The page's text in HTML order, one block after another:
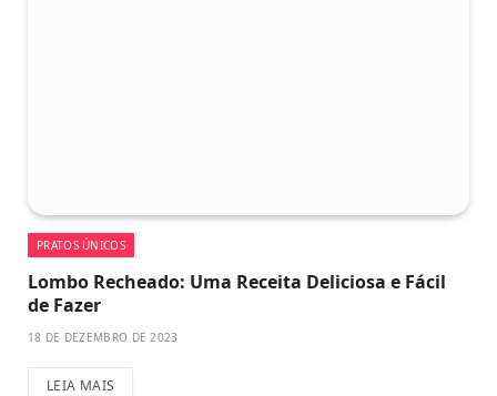
PRATOS ÚNICOS
Lombo Recheado: Uma Receita Deliciosa e Fácil
de Fazer
18 DE DEZEMBRO DE 2023
LEIA MAIS